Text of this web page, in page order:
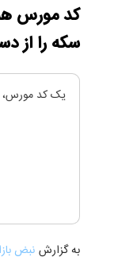
کد مورس
سکه را از
یک کد مورس،
به گزارش نبض